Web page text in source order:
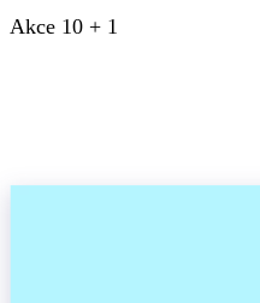
Akce 10 + 1